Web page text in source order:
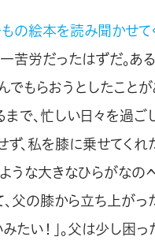
の絵本を読み聞かせて
苦労だったはずだ。あ
でもらおうとしたこと
で、忙しい日々を過ご
ず、私を膝に乗せてく
うな大きなひらがなの
父の膝から立ち上がっ
たい！」。父は少し困